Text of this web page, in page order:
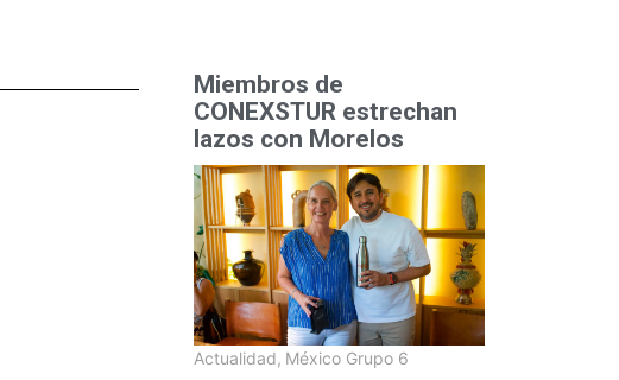
Miembros de
CONEXSTUR estrechan
lazos con Morelos
Actualidad, México Grupo 6